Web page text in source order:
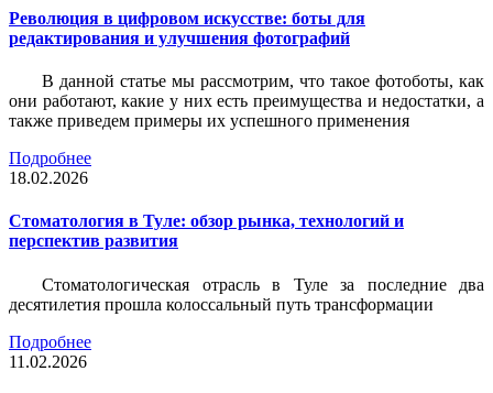
Революция в цифровом искусстве: боты для
редактирования и улучшения фотографий
В данной статье мы рассмотрим, что такое фотоботы, как
они работают, какие у них есть преимущества и недостатки, а
также приведем примеры их успешного применения
Подробнее
18.02.2026
Стоматология в Туле: обзор рынка, технологий и
перспектив развития
Стоматологическая отрасль в Туле за последние два
десятилетия прошла колоссальный путь трансформации
Подробнее
11.02.2026